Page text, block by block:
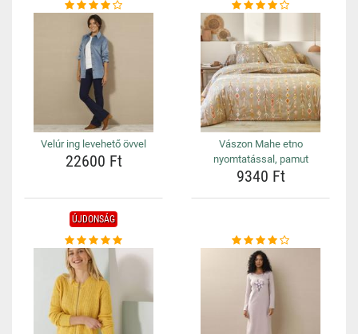
Velúr ing levehető övvel
22600 Ft
Vászon Mahe etno
nyomtatással, pamut
9340 Ft
ÚJDONSÁG